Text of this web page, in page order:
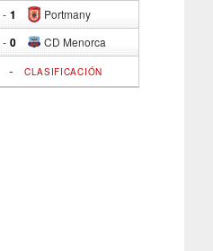
- Portmany
1
- CD Menorca
0
- CLASIFICACIÓN